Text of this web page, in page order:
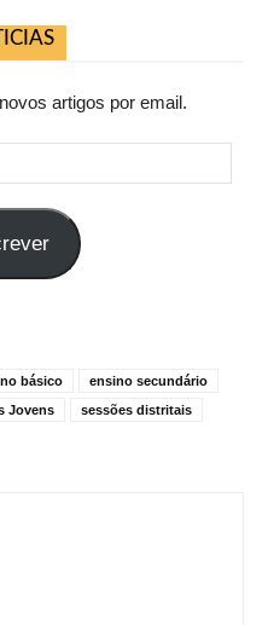
artigos por email.
básico
ensino secundário
Jovens
sessões distritais